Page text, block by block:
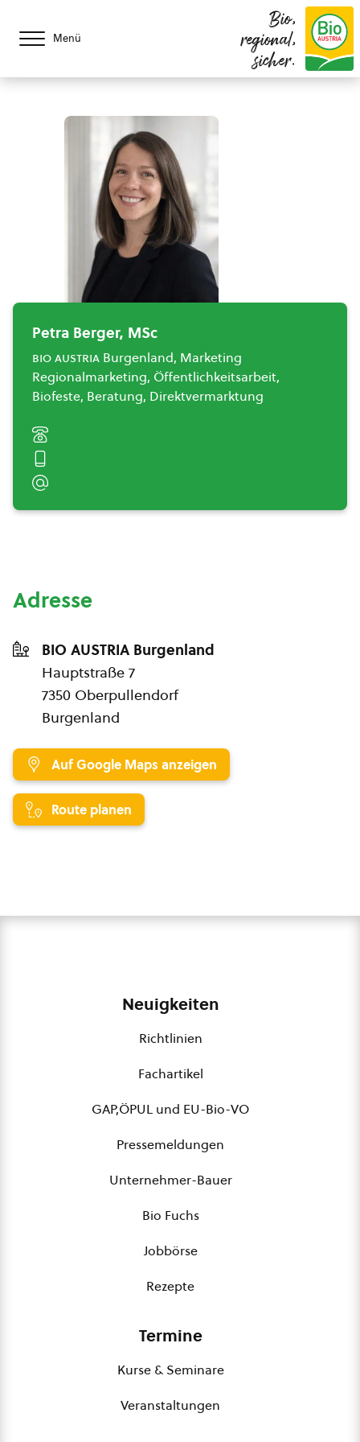
Menü
Bio,
regional,
sicher.
Petra Berger, MSc
bio austria Burgenland, Marketing
Regionalmarketing, Öffentlichkeitsarbeit,
Biofeste, Beratung, Direktvermarktung
Adresse
BIO AUSTRIA Burgenland
Hauptstraße 7
7350 Oberpullendorf
Burgenland
Auf Google Maps anzeigen
Route planen
Neuigkeiten
Richtlinien
Fachartikel
GAP,ÖPUL und EU-Bio-VO
Pressemeldungen
Unternehmer-Bauer
Bio Fuchs
Jobbörse
Rezepte
Termine
Kurse & Seminare
Veranstaltungen